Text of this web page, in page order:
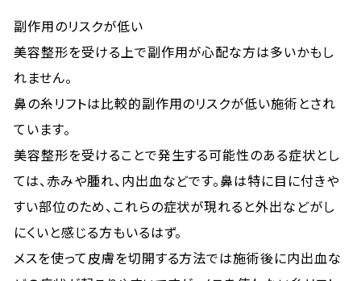
副作用のリスクが低い
美容整形を受ける上で副作用が心配な方は多いかもし
れません。
鼻の糸リフトは比較的副作用のリスクが低い施術とされ
ています。
美容整形を受けることで発生する可能性のある症状とし
ては、赤みや腫れ、内出血などです。鼻は特に目に付きや
すい部位のため、これらの症状が現れると外出などがし
にくいと感じる方もいるはず。
メスを使って皮膚を切開する方法では施術後に内出血な